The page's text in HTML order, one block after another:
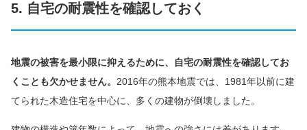
5. 自宅の耐震性を確認しておく
地震の被害を最小限に抑えるために、自宅の耐震性を確認してお
くことも欠かせません。 2016年の熊本地震では、1981年以前に建
てられた木造住宅を中心に、多くの建物が倒壊しました。